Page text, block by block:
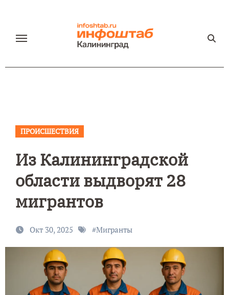
содержанию
ПРОИСШЕСТВИЯ
Из Калининградской
области выдворят 28
мигрантов
Окт 30, 2025 #Мигранты